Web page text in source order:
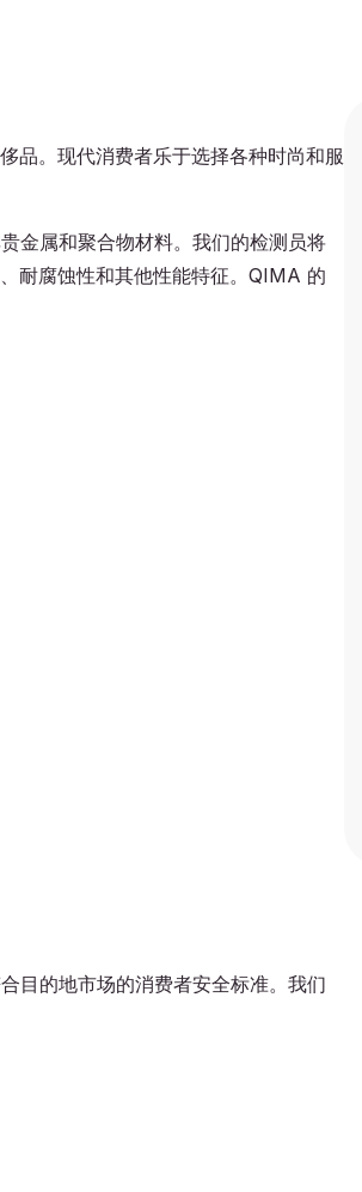
品。现代消费者乐于选择各种时尚和服
金属和聚合物材料。我们的检测员将
耐腐蚀性和其他性能特征。QIMA 的
目的地市场的消费者安全标准。我们